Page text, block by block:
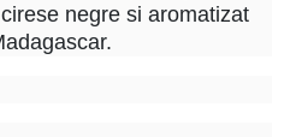
negre si aromatizat